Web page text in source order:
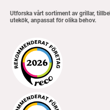
Utforska vårt sortiment av grillar,
utekök, anpassat för olika behov.